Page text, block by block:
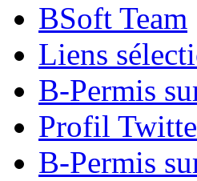
BSoft Team
Liens
B-Permis
Profil
B-Permis